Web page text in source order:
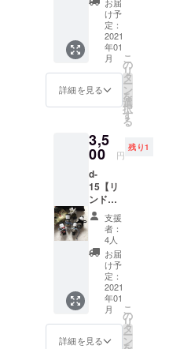
金額は
送料込
み・税
込み価
格で
す。 ※
お受け
取り
送のみ
となり
ます。
※郵送は
出店者
からの
お届け
となり
ます。
※ご支援
をして
いただ
く際
に、ど
のリ
ターン
も『上
た作品
を作り
出す彼
のもと
には、
結婚の
たカッ
プル
オー
ナー、
建築家
など
様々な
人々が
訪れ
る。 ※
記載の
金額は
送料込
み・税
込み価
格で
す。 ※
お受け
≪セッ
ト内容
≫ ◆コ
エダカ
リテ本
体 ◆棒
るパー
ツ×3 ＜
o
Cloud」
様 HP
http://st
udio-
cloud.n
et/
Instagr
https://
www.in
stagra
m.com/
kumogr
am201
の南に
いま
す。 注
文家具
の製作
をしな
がら イ
ベント
形やブ
ローチ
を作っ
ていま
す。 常
に面白
いと
思った
ことを
胸にボ
チボチ
木を
削って
おりま
まに、
自由に
動かせ
るよう
になっ
ていま
す。 サ
イズ
20cm程
力
「直木
工」様
より 直
木工で
す。 薩
摩川内
市で木
工作家
をして
いま
す。 注
文家具
の製作
をしな
がら イ
ベント
児島出
身の消
しゴム
はんこ
作家。
トラネ
コ大将
さんの
はんこ
です。
トラネ
コ大将
さんが
描く顔
は、何
だか笑
顔にな
る。 ゆ
るい絵
の表情
は、癒
しをも
らえま
す。
https://
minne.c
け予
定：
2021
年01
月
詳細を見る
こ
の
リ
タ
ー
ン
を
選
択
す
る
3,5
00 円
残り1
d-
15【リ
ンドリ
ボン
×1】 鹿
児島の
作家の
LINDO
リンド
さんの
オリジ
ナル
の”リン
ドリボ
支援
者：
4人
お届
け予
定：
2021
年01
月
詳細を見る
こ
の
リ
タ
ー
ン